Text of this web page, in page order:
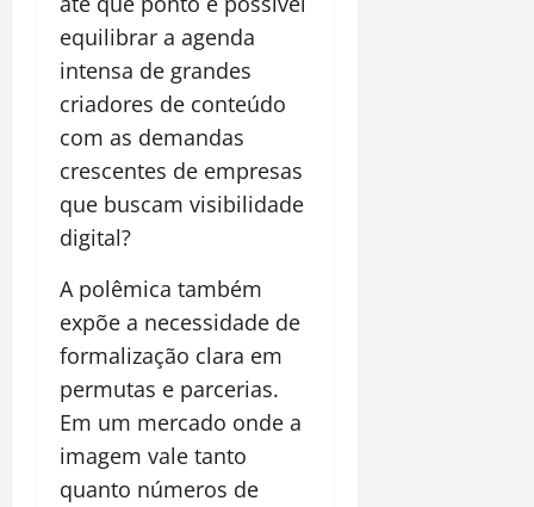
equilibrar a agenda
intensa de grandes
criadores de conteúdo
com as demandas
crescentes de empresas
que buscam visibilidade
digital?
A polêmica também
expõe a necessidade de
formalização clara em
permutas e parcerias.
Em um mercado onde a
imagem vale tanto
quanto números de